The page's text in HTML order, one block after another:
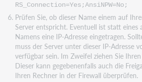
RS_Connection=Yes;AnsiNPW=No;
Prüfen Sie, ob dieser Name einem auf
Server entspricht. Eventuell ist statt eines
Namens eine IP-Adresse eingetragen.
muss der Server unter dieser IP-Adresse
verfügbar sein. Im Zweifel ziehen Sie
Dieser kann gegebenenfalls auch die
Ihren Rechner in der Firewall überprüfen.